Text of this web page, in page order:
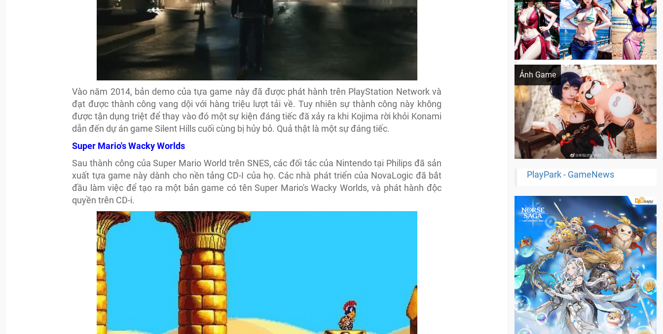
Vào năm 2014, bản demo của tựa game này đã được phát hành trên PlayStation Network và
đạt được thành công vang dội với hàng triệu lượt tải về. Tuy nhiên sự thành công này không
được tận dụng triệt để thay vào đó một sự kiện đáng tiếc đã xảy ra khi Kojima rời khỏi Konami
dẫn đến dự án game Silent Hills cuối cùng bị hủy bỏ. Quả thật là một sự đáng tiếc.
Super Mario's Wacky Worlds
Sau thành công của Super Mario World trên SNES, các đối tác của Nintendo tại Philips đã sản
xuất tựa game này dành cho nền tảng CD-I của họ. Các nhà phát triển của NovaLogic đã bắt
đầu làm việc để tạo ra một bản game có tên Super Mario's Wacky Worlds, và phát hành độc
quyền trên CD-i.
Ảnh Game
Cosplay Xiangling siêu cute
PlayPark - GameNews